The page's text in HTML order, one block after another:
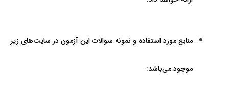
منابع مورد استفاده و نمونه سوالات اين آزمون در سايت‌های زير
موجود می‌باشد: